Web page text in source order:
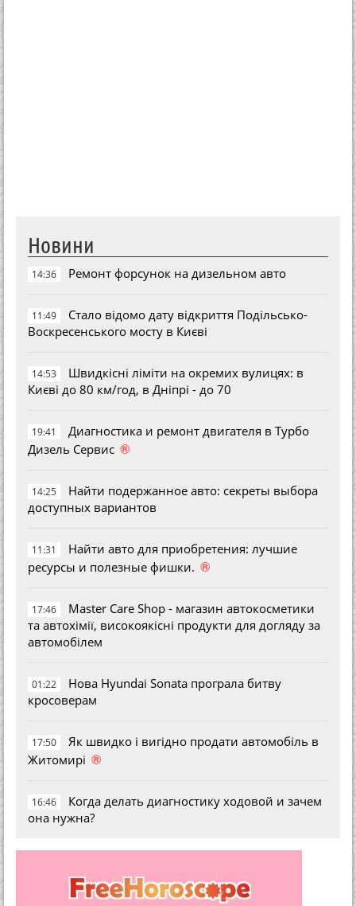
Новини
14:36 Ремонт форсунок на дизельном авто
11:49
Стало відомо дату відкриття Подільсько-
Воскресенського мосту в Києві
14:53
Швидкісні ліміти на окремих вулицях: в
Києві до 80 км/год, в Дніпрі - до 70
19:41
Диагностика и ремонт двигателя в Турбо
Дизель Сервис ®
14:25
Найти подержанное авто: секреты выбора
доступных вариантов
11:31
Найти авто для приобретения: лучшие
ресурсы и полезные фишки. ®
17:46
Master Care Shop - магазин автокосметики
та автохімії, високоякісні продукти для догляду за
автомобілем
01:22
Нова Hyundai Sonata програла битву
кросоверам
17:50
Як швидко і вигідно продати автомобіль в
Житомирі ®
16:46
Когда делать диагностику ходовой и зачем
она нужна?